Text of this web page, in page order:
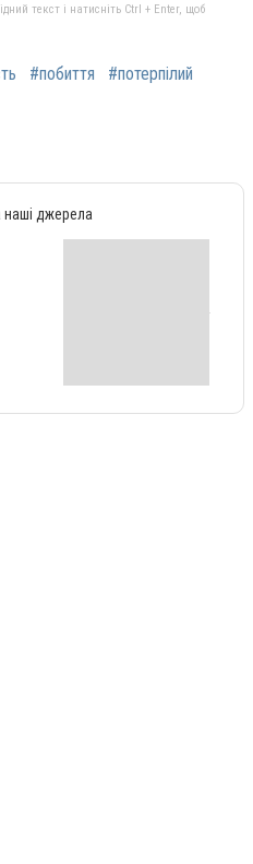
текст і натисніть Ctrl + Enter, щоб
#побиття #потерпілий
наші джерела